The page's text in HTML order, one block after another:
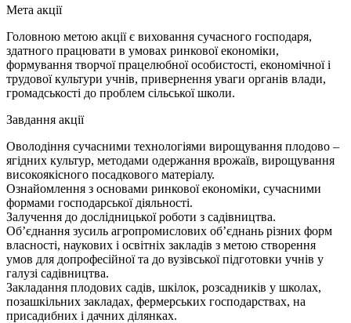
Мета акції
Головною метою акції є виховання сучасного господаря,
здатного працювати в умовах ринкової економіки,
формування творчої працелюбної особистості, економічної і
трудової культури учнів, привернення уваги органів влади,
громадськості до проблем сільської школи.
Завдання акції
Оволодіння сучасними технологіями вирощування плодово –
ягідних культур, методами одержання врожаїв, вирощування
високоякісного посадкового матеріалу.
Ознайомлення з основами ринкової економіки, сучасними
формами господарської діяльності.
Залучення до дослідницької роботи з садівництва.
Об’єднання зусиль агропромислових об’єднань різних форм
власності, наукових і освітніх закладів з метою створення
умов для допрофесійної та до вузівської підготовки учнів у
галузі садівництва.
Закладання плодових садів, шкілок, розсадників у школах,
позашкільних закладах, фермерських господарствах, на
присадибних і дачних ділянках.